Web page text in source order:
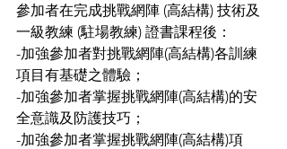
參加者在完成挑戰網陣 (高結構) 技術及
一級教練 (駐場教練) 證書課程後：
-加強參加者對挑戰網陣(高結構)各訓練
項目有基礎之體驗；
-加強參加者掌握挑戰網陣(高結構)的安
全意識及防護技巧；
-加強參加者掌握挑戰網陣(高結構)項